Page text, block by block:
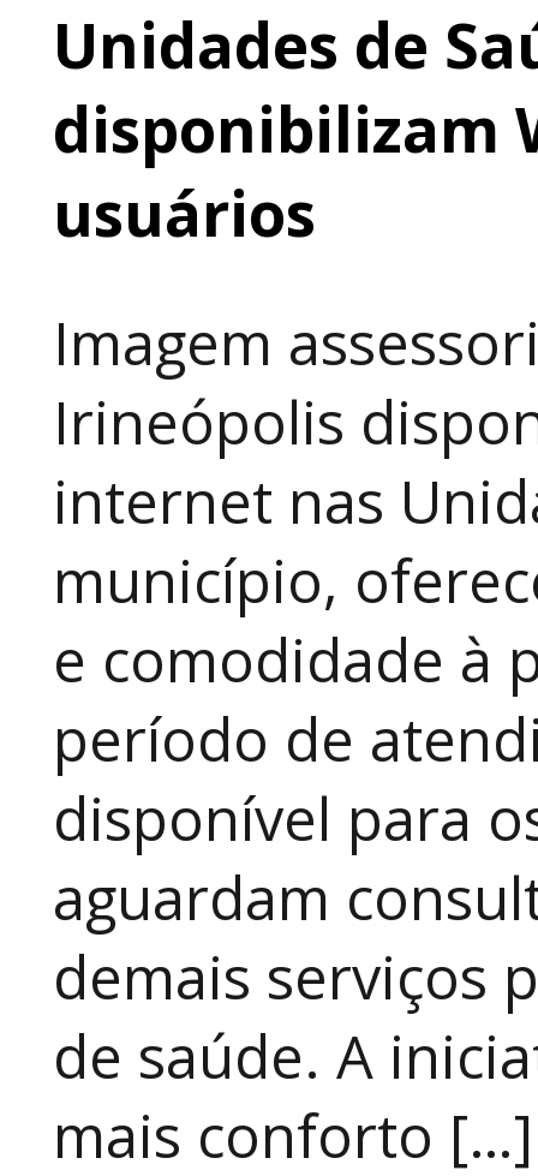
Unidades de
disponibilizam
usuários
Imagem
Irineópolis
internet nas
município,
e comodidade à
período de
disponível para
aguardam
demais serviços
de saúde. A
mais conforto […]